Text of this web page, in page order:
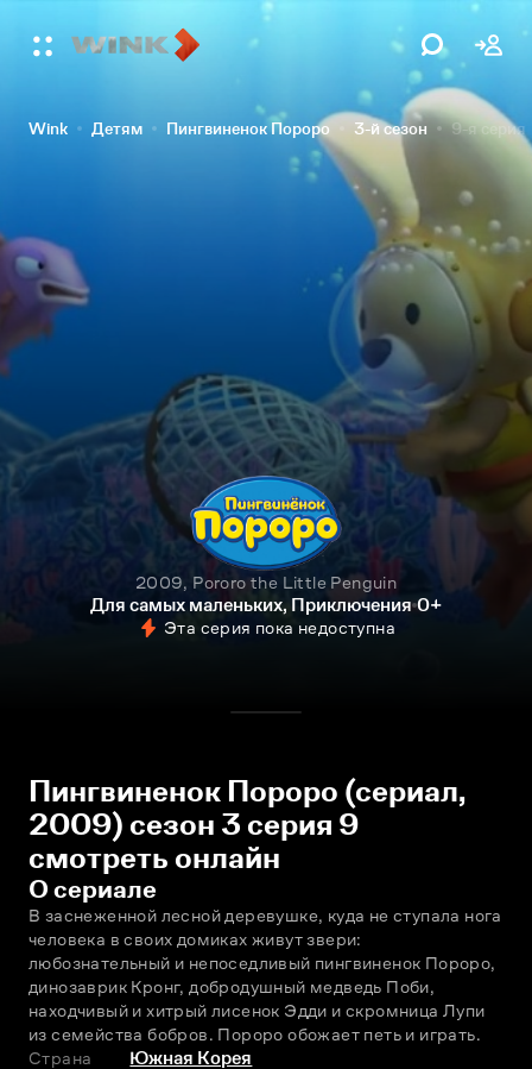
Wink Детям Пингвиненок Пороро 3-й сезон 9-я серия
2009, Pororo the Little Penguin
Для самых маленьких, Приключения 0+
Эта серия пока недоступна
Пингвиненок Пороро (сериал,
2009) сезон 3 серия 9
смотреть онлайн
О сериале
В заснеженной лесной деревушке, куда не ступала нога
человека в своих домиках живут звери:
любознательный и непоседливый пингвиненок Пороро,
динозаврик Кронг, добродушный медведь Поби,
находчивый и хитрый лисенок Эдди и скромница Лупи
из семейства бобров. Пороро обожает петь и играть.
Страна
Южная Корея